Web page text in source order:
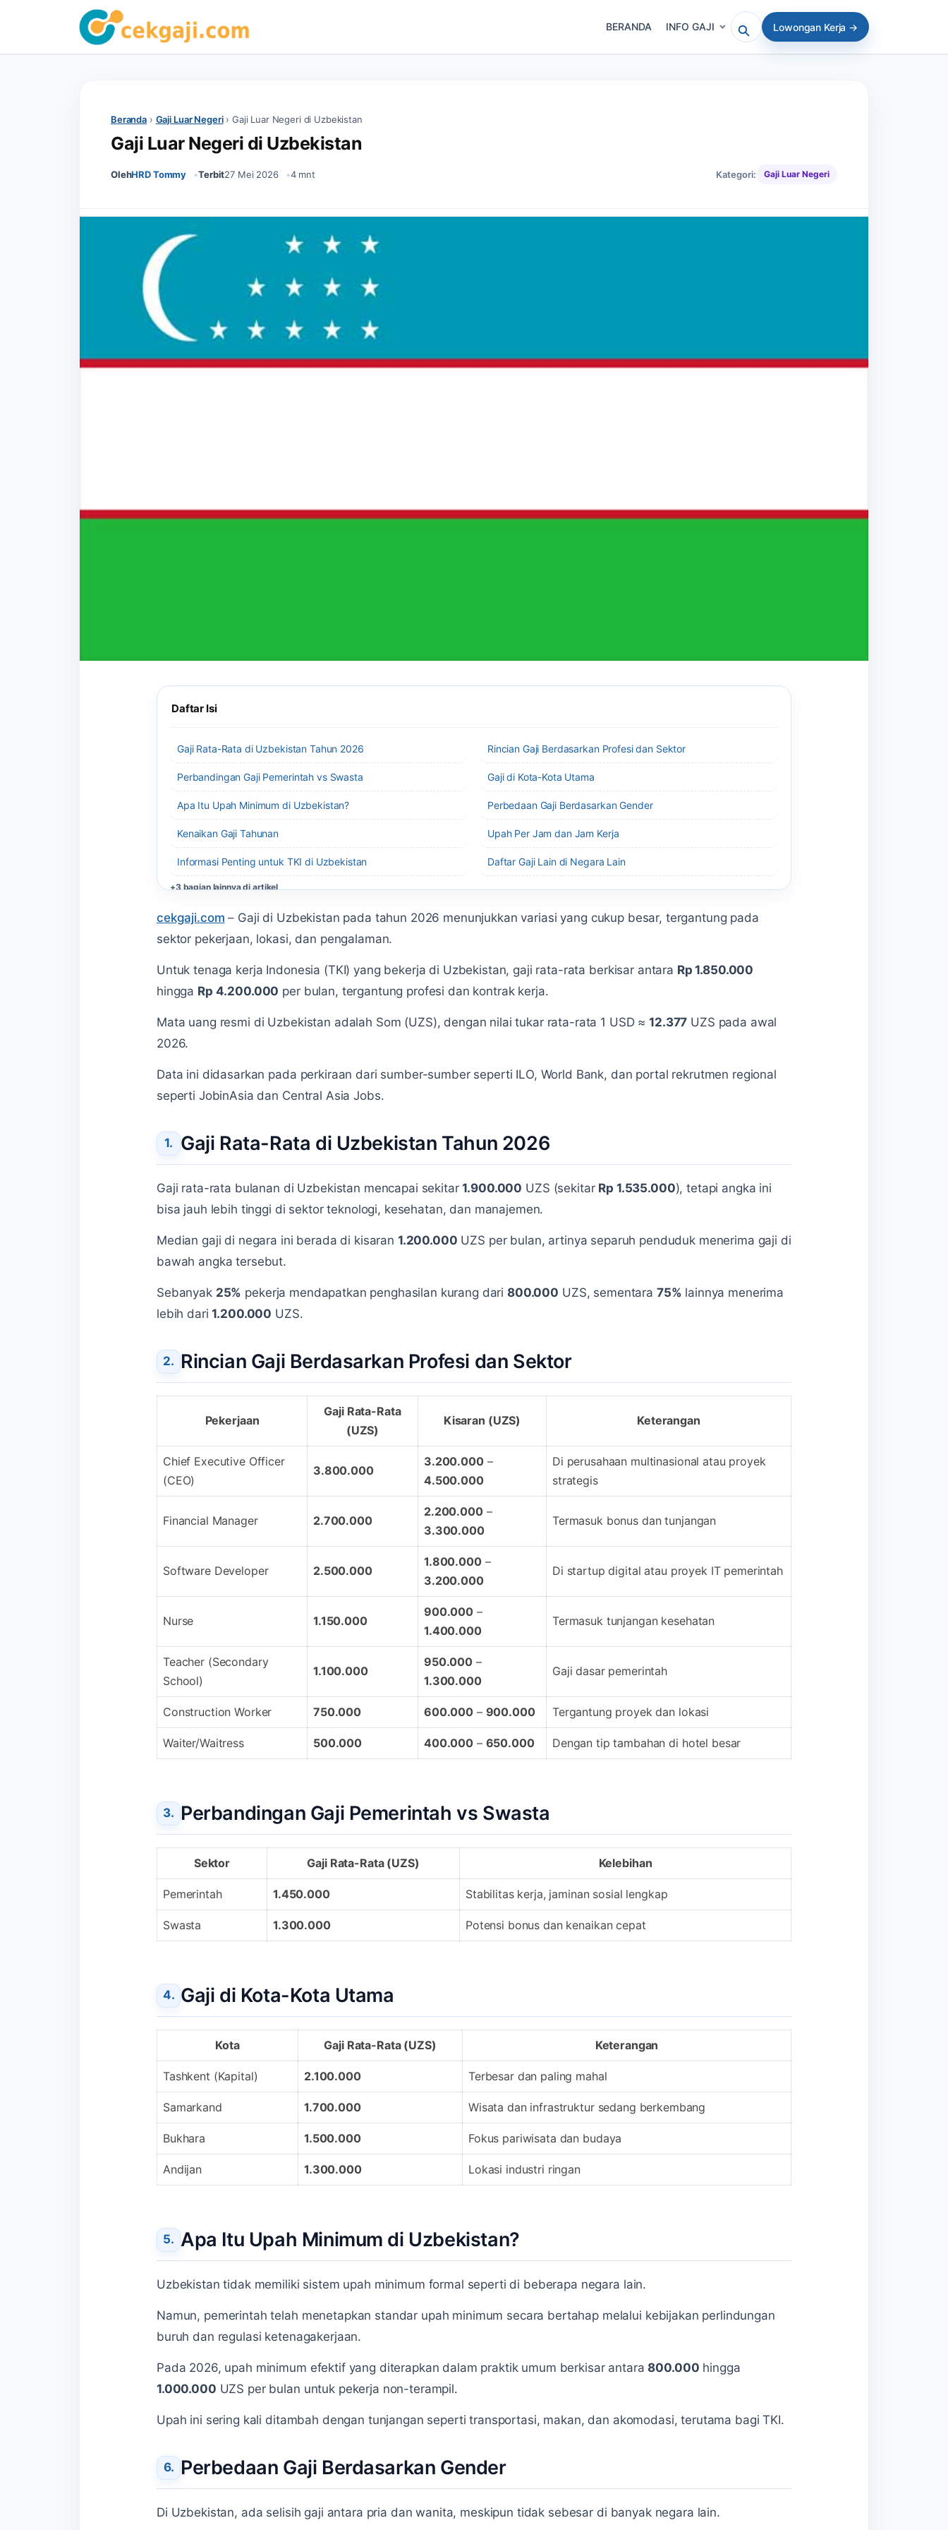
BERANDA INFO GAJI
Cari artikel atau lowongan
Lowongan Kerja →
Beranda › Gaji Luar Negeri› Gaji Luar Negeri di Uzbekistan
Gaji Luar Negeri di Uzbekistan
OlehHRD Tommy Terbit27 Mei 2026 4 mnt Kategori: Gaji Luar Negeri
Daftar Isi
Gaji Rata-Rata di Uzbekistan Tahun 2026 Rincian Gaji Berdasarkan Profesi dan Sektor
Perbandingan Gaji Pemerintah vs Swasta Gaji di Kota-Kota Utama
Apa Itu Upah Minimum di Uzbekistan? Perbedaan Gaji Berdasarkan Gender
Kenaikan Gaji Tahunan Upah Per Jam dan Jam Kerja
Informasi Penting untuk TKI di Uzbekistan Daftar Gaji Lain di Negara Lain
+3 bagian lainnya di artikel
cekgaji.com – Gaji di Uzbekistan pada tahun 2026 menunjukkan variasi yang cukup besar, tergantung pada
sektor pekerjaan, lokasi, dan pengalaman.
Untuk tenaga kerja Indonesia (TKI) yang bekerja di Uzbekistan, gaji rata-rata berkisar antara Rp 1.850.000
hingga Rp 4.200.000 per bulan, tergantung profesi dan kontrak kerja.
Mata uang resmi di Uzbekistan adalah Som (UZS), dengan nilai tukar rata-rata 1 USD ≈12.377 UZS pada awal
2026.
Data ini didasarkan pada perkiraan dari sumber-sumber seperti ILO, World Bank, dan portal rekrutmen regional
seperti JobinAsia dan Central Asia Jobs.
Gaji Rata-Rata di Uzbekistan Tahun 2026
Gaji rata-rata bulanan di Uzbekistan mencapai sekitar1.900.000 UZS (sekitar Rp 1.535.000), tetapi angka ini
bisa jauh lebih tinggi di sektor teknologi, kesehatan, dan manajemen.
Median gaji di negara ini berada di kisaran 1.200.000 UZS per bulan, artinya separuh penduduk menerima gaji di
bawah angka tersebut.
Sebanyak 25% pekerja mendapatkan penghasilan kurang dari800.000 UZS, sementara 75% lainnya menerima
lebih dari1.200.000 UZS.
Rincian Gaji Berdasarkan Profesi dan Sektor
Pekerjaan
Gaji Rata-Rata
(UZS)
Kisaran (UZS) Keterangan
Chief Executive Officer
(CEO)
3.800.000
3.200.000–
4.500.000
Di perusahaan multinasional atau proyek
strategis
Financial Manager 2.700.000
2.200.000–
3.300.000
Termasuk bonus dan tunjangan
Software Developer 2.500.000
1.800.000–
3.200.000
Di startup digital atau proyek IT pemerintah
Nurse 1.150.000
900.000 –
1.400.000
Termasuk tunjangan kesehatan
Teacher (Secondary
School)
1.100.000
950.000 –
1.300.000
Gaji dasar pemerintah
Construction Worker 750.000 600.000 – 900.000 Tergantung proyek dan lokasi
Waiter/Waitress 500.000 400.000 – 650.000 Dengan tip tambahan di hotel besar
Perbandingan Gaji Pemerintah vs Swasta
Sektor Gaji Rata-Rata (UZS) Kelebihan
Pemerintah 1.450.000 Stabilitas kerja, jaminan sosial lengkap
Swasta 1.300.000 Potensi bonus dan kenaikan cepat
Gaji di Kota-Kota Utama
Kota Gaji Rata-Rata (UZS) Keterangan
Tashkent (Kapital) 2.100.000 Terbesar dan paling mahal
Samarkand 1.700.000 Wisata dan infrastruktur sedang berkembang
Bukhara 1.500.000 Fokus pariwisata dan budaya
Andijan 1.300.000 Lokasi industri ringan
Apa Itu Upah Minimum di Uzbekistan?
Uzbekistan tidak memiliki sistem upah minimum formal seperti di beberapa negara lain.
Namun, pemerintah telah menetapkan standar upah minimum secara bertahap melalui kebijakan perlindungan
buruh dan regulasi ketenagakerjaan.
Pada 2026, upah minimum efektif yang diterapkan dalam praktik umum berkisar antara800.000 hingga
1.000.000 UZS per bulan untuk pekerja non-terampil.
Upah ini sering kali ditambah dengan tunjangan seperti transportasi, makan, dan akomodasi, terutama bagi TKI.
Perbedaan Gaji Berdasarkan Gender
Di Uzbekistan, ada selisih gaji antara pria dan wanita, meskipun tidak sebesar di banyak negara lain.